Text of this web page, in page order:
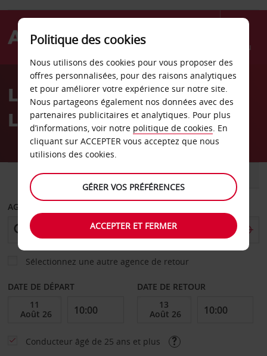
Menu
AvisLocation de voiture
Ludwigsbourg
VOITURE UTILITAIRE
AGENCE DE DÉPART
Sélectionnez une autre agence de retour
DATE DE DÉPART DATE DE RETOUR
Conducteur âgé de 25 ans et plus
Politique des cookies
Nous utilisons des cookies pour vous proposer des
offres personnalisées, pour des raisons analytiques
et pour améliorer votre expérience sur notre site.
Nous partageons également nos données avec des
partenaires publicitaires et analytiques. Pour plus
d’informations, voir notre politique de cookies. En
cliquant sur ACCEPTER vous acceptez que nous
utilisions des cookies.
GÉRER VOS PRÉFÉRENCES
ACCEPTER ET FERMER